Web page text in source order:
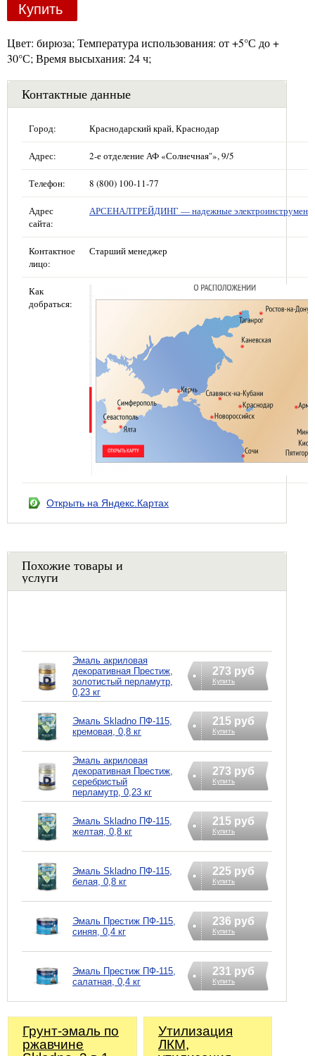
Купить
Цвет: бирюза; Температура использования: от +5°С до +
30°С; Время высыхания: 24 ч;
Контактные данные
Город: Краснодарский край, Краснодар
Адрес: 2-е отделение АФ «Солнечная"», 9/5
Телефон: 8 (800) 100-11-77
Адрес
сайта:
АРСЕНАЛТРЕЙДИНГ — надежные
Контактное
лицо:
Старший менеджер
Как
добраться:
Открыть на Яндекс.Картах
Похожие товары и
услуги
Эмаль акриловая
декоративная Престиж,
золотистый перламутр,
0,23 кг
273 руб
Купить
Эмаль Skladno ПФ-115,
кремовая, 0,8 кг
215 руб
Купить
Эмаль акриловая
декоративная Престиж,
серебристый
перламутр, 0,23 кг
273 руб
Купить
Эмаль Skladno ПФ-115,
желтая, 0,8 кг
215 руб
Купить
Эмаль Skladno ПФ-115,
белая, 0,8 кг
225 руб
Купить
Эмаль Престиж ПФ-115,
синяя, 0,4 кг
236 руб
Купить
Эмаль Престиж ПФ-115,
салатная, 0,4 кг
231 руб
Купить
Грунт-эмаль по
ржавчине
Утилизация
ЛКМ,